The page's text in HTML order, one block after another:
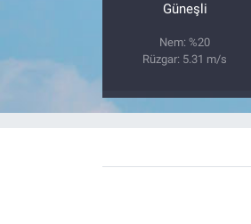
Güneşli
Nem: %20
Rüzgar: 5.31 m/s